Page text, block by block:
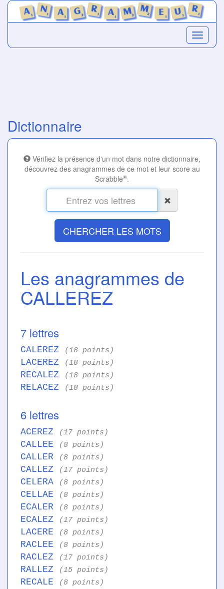
Dictionnaire
Vérifiez la présence d'un mot dans notre dictionnaire,
découvrez des anagrammes de ce mot et leur score au
Scrabble®.
CHERCHER LES MOTS
Les anagrammes de
CALLEREZ
7 lettres
CALEREZ (18 points)
LACEREZ (18 points)
RECALEZ (18 points)
RELACEZ (18 points)
6 lettres
ACEREZ (17 points)
CALLEE (8 points)
CALLER (8 points)
CALLEZ (17 points)
CELERA (8 points)
CELLAE (8 points)
ECALER (8 points)
ECALEZ (17 points)
LACERE (8 points)
RACLEE (8 points)
RACLEZ (17 points)
RALLEZ (15 points)
RECALE (8 points)